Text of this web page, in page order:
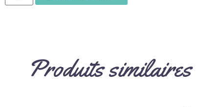
Produits similaires